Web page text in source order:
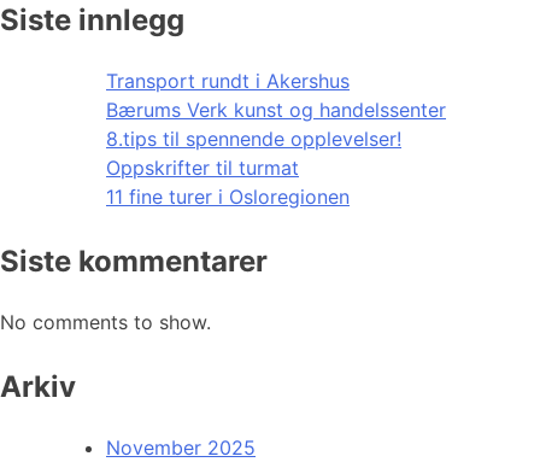
Siste innlegg
Transport rundt i Akershus
Bærums Verk kunst og handelssenter
8.tips til spennende opplevelser!
Oppskrifter til turmat
11 fine turer i Osloregionen
Siste kommentarer
No comments to show.
Arkiv
November 2025